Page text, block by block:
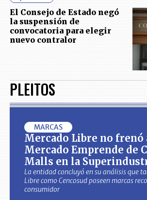
El Consejo de Estado negó
la suspensión de
convocatoria para elegir
nuevo contralor
PLEITOS
MARCAS
Mercado Libre no frenó
Mercado Emprende de
Malls en la
La entidad concluyó en su análisis que
Libre como Cencosud poseen marcas
consumidor